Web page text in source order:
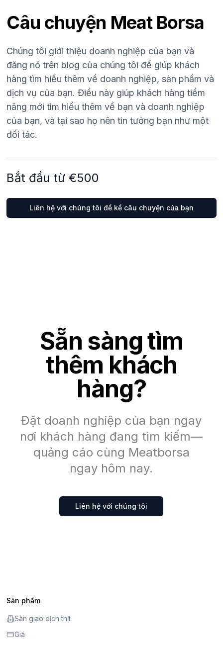
Câu chuyện Meat Borsa
Chúng tôi giới thiệu doanh nghiệp của bạn và
đăng nó trên blog của chúng tôi để giúp khách
hàng tìm hiểu thêm về doanh nghiệp, sản phẩm và
dịch vụ của bạn. Điều này giúp khách hàng tiềm
năng mới tìm hiểu thêm về bạn và doanh nghiệp
của bạn, và tại sao họ nên tin tưởng bạn như một
đối tác.
Bắt đầu từ €500
Liên hệ với chúng tôi để kể câu chuyện của bạn
Sẵn sàng tìm
thêm khách
hàng?
Đặt doanh nghiệp của bạn ngay
nơi khách hàng đang tìm kiếm—
quảng cáo cùng Meatborsa
ngay hôm nay.
Liên hệ với chúng tôi
Sản phẩm
Sàn giao dịch thịt
Giá